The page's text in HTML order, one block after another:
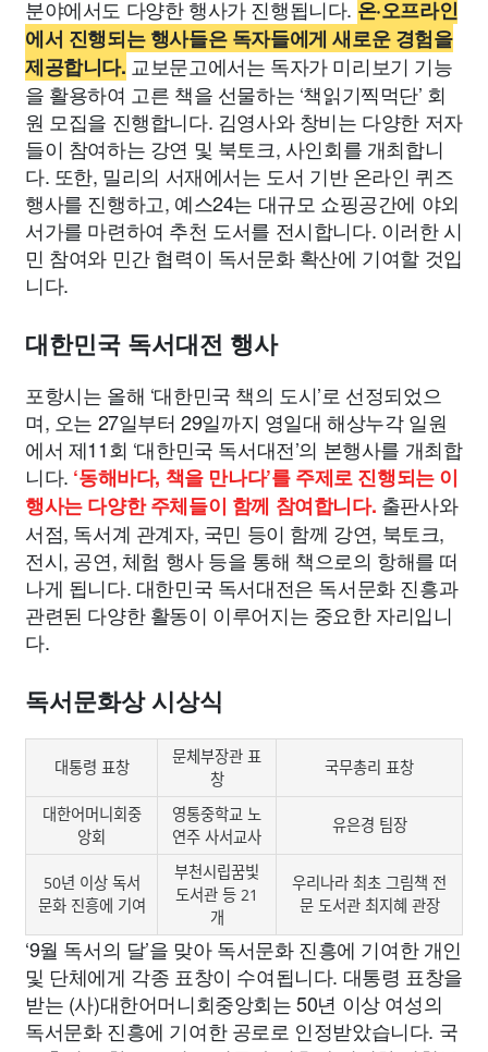
분야에서도 다양한 행사가 진행됩니다. 온·오프라인
에서 진행되는 행사들은 독자들에게 새로운 경험을
제공합니다. 교보문고에서는 독자가 미리보기 기능
을 활용하여 고른 책을 선물하는 ‘책읽기찍먹단’ 회
원 모집을 진행합니다. 김영사와 창비는 다양한 저자
들이 참여하는 강연 및 북토크, 사인회를 개최합니
다. 또한, 밀리의 서재에서는 도서 기반 온라인 퀴즈
행사를 진행하고, 예스24는 대규모 쇼핑공간에 야외
서가를 마련하여 추천 도서를 전시합니다. 이러한 시
민 참여와 민간 협력이 독서문화 확산에 기여할 것입
니다.
대한민국 독서대전 행사
포항시는 올해 ‘대한민국 책의 도시’로 선정되었으
며, 오는 27일부터 29일까지 영일대 해상누각 일원
에서 제11회 ‘대한민국 독서대전’의 본행사를 개최합
니다. ‘동해바다, 책을 만나다’를 주제로 진행되는 이
행사는 다양한 주체들이 함께 참여합니다. 출판사와
서점, 독서계 관계자, 국민 등이 함께 강연, 북토크,
전시, 공연, 체험 행사 등을 통해 책으로의 항해를 떠
나게 됩니다. 대한민국 독서대전은 독서문화 진흥과
관련된 다양한 활동이 이루어지는 중요한 자리입니
다.
독서문화상 시상식
대통령 표창
문체부장관 표
창
국무총리 표창
대한어머니회중
앙회
영통중학교 노
연주 사서교사
유은경 팀장
50년 이상 독서
문화 진흥에 기여
부천시립꿈빛
도서관 등 21
개
우리나라 최초 그림책 전
문 도서관 최지혜 관장
‘9월 독서의 달’을 맞아 독서문화 진흥에 기여한 개인
및 단체에게 각종 표창이 수여됩니다. 대통령 표창을
받는 (사)대한어머니회중앙회는 50년 이상 여성의
독서문화 진흥에 기여한 공로로 인정받았습니다. 국